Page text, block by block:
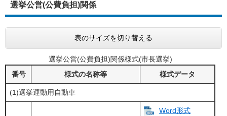
選挙公営(公費負担)関係
表のサイズを切り替える
選挙公営(公費負担)関係様式(市長選挙)
番号
様式の名称等 様式データ
(1)選挙運動用自動車
Word形式